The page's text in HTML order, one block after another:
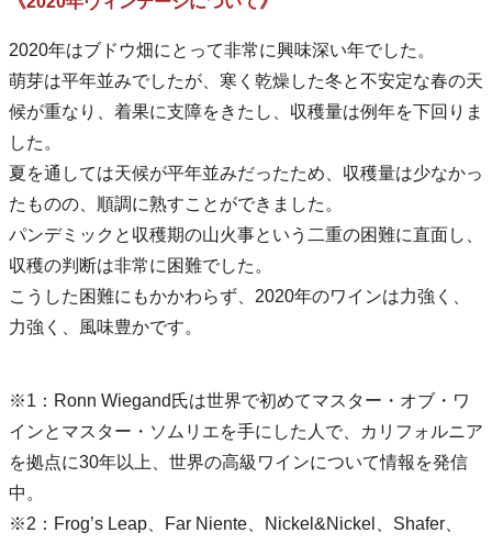
2020年はブドウ畑にとって非常に興味深い年でした。
萌芽は平年並みでしたが、寒く乾燥した冬と不安定な春の天
候が重なり、着果に支障をきたし、収穫量は例年を下回りま
した。
夏を通しては天候が平年並みだったため、収穫量は少なかっ
たものの、順調に熟すことができました。
パンデミックと収穫期の山火事という二重の困難に直面し、
収穫の判断は非常に困難でした。
こうした困難にもかかわらず、2020年のワインは力強く、
力強く、風味豊かです。
※1：Ronn Wiegand氏は世界で初めてマスター・オブ・ワ
インとマスター・ソムリエを手にした人で、カリフォルニア
を拠点に30年以上、世界の高級ワインについて情報を発信
中。
※2：Frog’s Leap、Far Niente、Nickel&Nickel、Shafer、